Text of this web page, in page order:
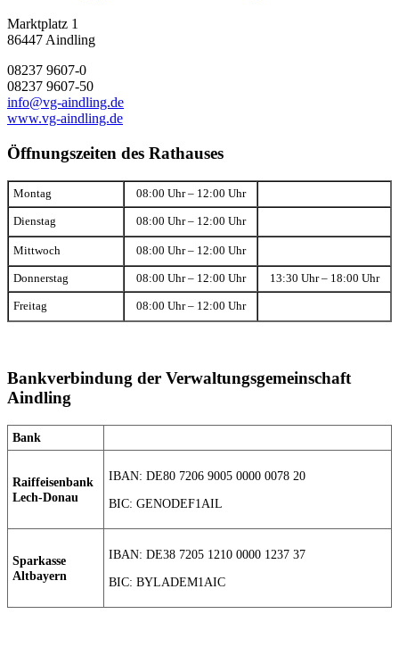
Marktplatz 1
86447 Aindling
08237 9607-0
08237 9607-50
info@vg-aindling.de
www.vg-aindling.de
Öffnungszeiten des Rathauses
Montag 08:00 Uhr – 12:00 Uhr
Dienstag 08:00 Uhr – 12:00 Uhr
Mittwoch 08:00 Uhr – 12:00 Uhr
Donnerstag 08:00 Uhr – 12:00 Uhr 13:30 Uhr – 18:00 Uhr
Freitag 08:00 Uhr – 12:00 Uhr
Bankverbindung der Verwaltungsgemeinschaft
Aindling
Bank
Raiffeisenbank
Lech-Donau
IBAN: DE80 7206 9005 0000 0078 20
BIC: GENODEF1AIL
Sparkasse
Altbayern
IBAN: DE38 7205 1210 0000 1237 37
BIC: BYLADEM1AIC